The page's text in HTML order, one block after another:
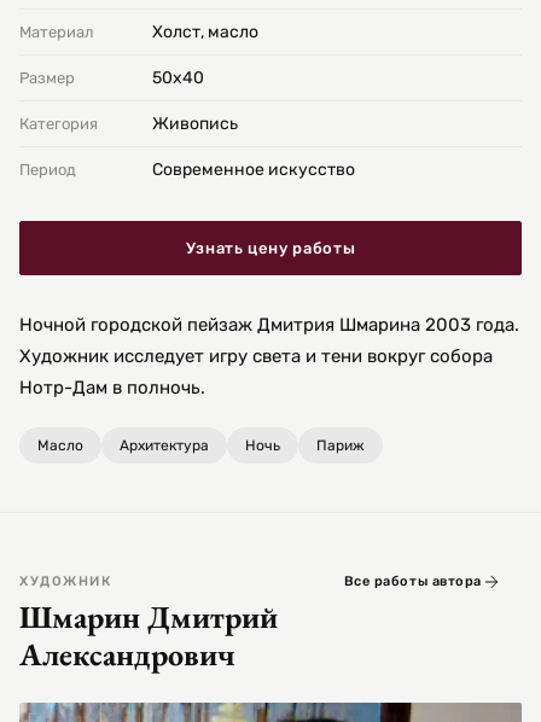
Материал Холст, масло
Размер 50х40
Категория Живопись
Период Современное искусство
Узнать цену работы
Ночной городской пейзаж Дмитрия Шмарина 2003 года.
Художник исследует игру света и тени вокруг собора
Нотр-Дам в полночь.
Масло Архитектура Ночь Париж
ХУДОЖНИК
Шмарин Дмитрий
Александрович
Все работы автора